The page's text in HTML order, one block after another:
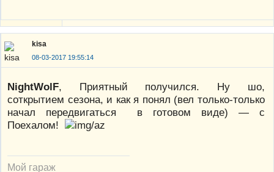
kisa
08-03-2017 19:55:14
NightWolF, Приятный получился. Ну шо,
соткрытием сезона, и как я понял (вел только-только
начал передвигаться в готовом виде) — с
Поехалом!
Мой гараж